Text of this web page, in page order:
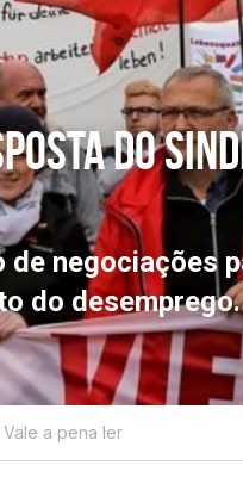
do
negociações
do desemprego.
Vale a pena ler